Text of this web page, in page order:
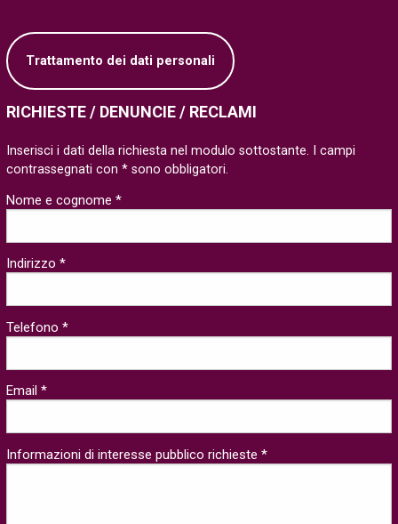
Trattamento dei dati personali
RICHIESTE / DENUNCIE / RECLAMI
Inserisci i dati della richiesta nel modulo sottostante. I campi
contrassegnati con * sono obbligatori.
Nome e cognome *
Indirizzo *
Telefono *
Email *
Informazioni di interesse pubblico richieste *